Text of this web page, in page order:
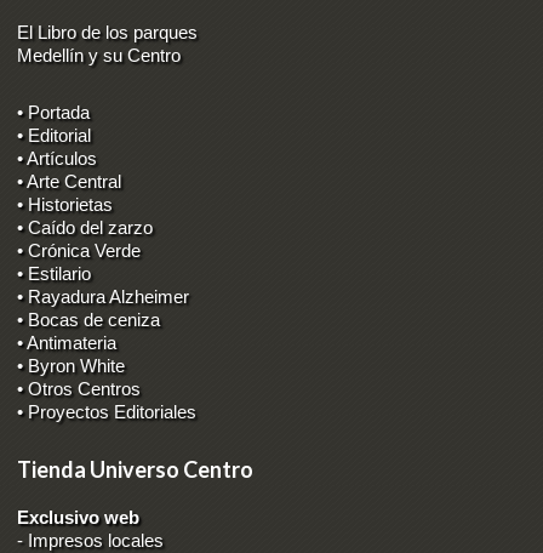
El Libro de los parques
Medellín y su Centro
• Portada
• Editorial
• Artículos
• Arte Central
• Historietas
• Caído del zarzo
• Crónica Verde
• Estilario
• Rayadura Alzheimer
• Bocas de ceniza
• Antimateria
• Byron White
• Otros Centros
• Proyectos Editoriales
Tienda Universo Centro
Exclusivo web
- Impresos locales